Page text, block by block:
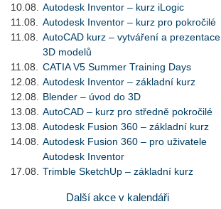
10.08.
Autodesk Inventor – kurz iLogic
11.08.
Autodesk Inventor – kurz pro pokročilé
11.08.
AutoCAD kurz – vytváření a prezentace
3D modelů
11.08.
CATIA V5 Summer Training Days
12.08.
Autodesk Inventor – základní kurz
12.08.
Blender – úvod do 3D
13.08.
AutoCAD – kurz pro středně pokročilé
13.08.
Autodesk Fusion 360 – základní kurz
14.08.
Autodesk Fusion 360 – pro uživatele
Autodesk Inventor
17.08.
Trimble SketchUp – základní kurz
Další akce v kalendáři